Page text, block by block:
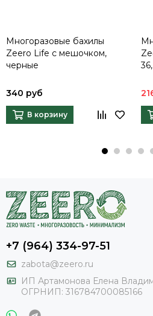
Многоразовые бахилы
Zeero Life с мешочком,
черные
340 руб
В корзину
+7 (964) 334-97-51
zabota@zeero.ru
И П Артамонова Елена
ОГРНИП: 316784700085166